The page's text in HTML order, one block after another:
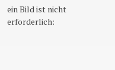
ein Bild ist nicht
erforderlich: